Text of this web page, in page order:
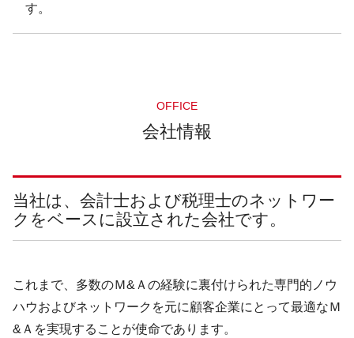
す。
OFFICE
会社情報
当社は、会計士および税理士のネットワー
クをベースに設立された会社です。
これまで、多数のＭ&Ａの経験に裏付けられた専門的ノウ
ハウおよびネットワークを元に顧客企業にとって最適なＭ
&Ａを実現することが使命であります。